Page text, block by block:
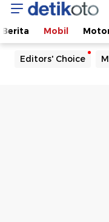
Berita Mobil
Editors' Choice